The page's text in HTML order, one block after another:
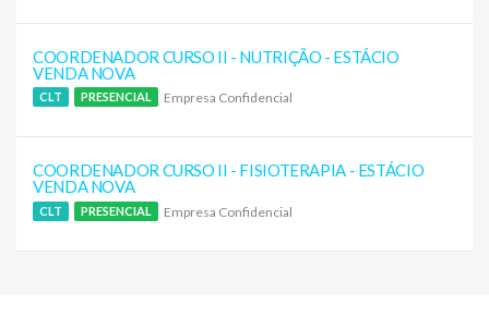
COORDENADOR CURSO II - NUTRIÇÃO - ESTÁCIO
VENDA NOVA
CLT PRESENCIAL Empresa Confidencial
COORDENADOR CURSO II - FISIOTERAPIA - ESTÁCIO
VENDA NOVA
CLT PRESENCIAL Empresa Confidencial